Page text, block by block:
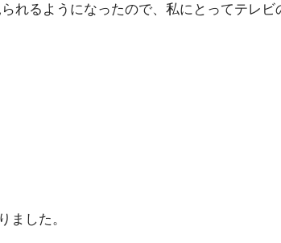
れるようになったので、私にとってテレビ
ました。